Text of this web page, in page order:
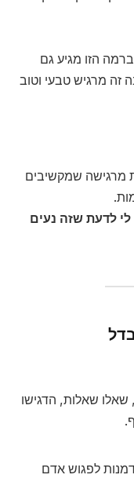
הזו מגיע גם
זה מרגיש טבעי וטוב
מרגישה שמקשיבים
לדעת שזה נעים
שאלות, הדגישו
לפגוש אדם